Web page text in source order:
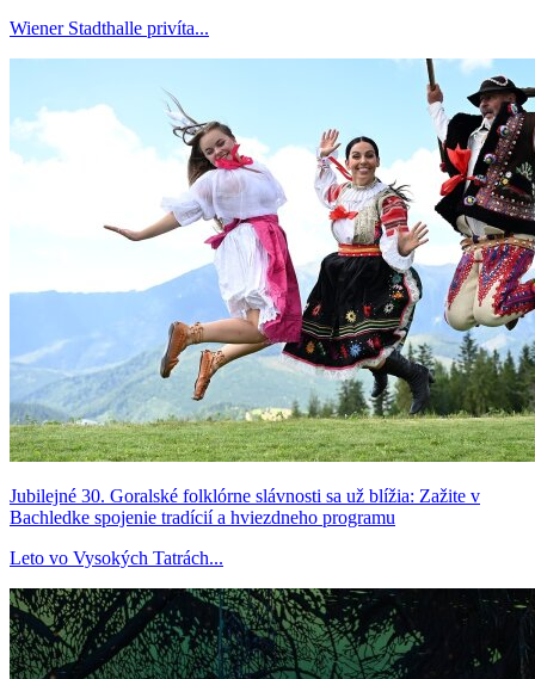
Wiener Stadthalle privíta...
Jubilejné 30. Goralské folklórne slávnosti sa už blížia: Zažite v
Bachledke spojenie tradícií a hviezdneho programu
Leto vo Vysokých Tatrách...